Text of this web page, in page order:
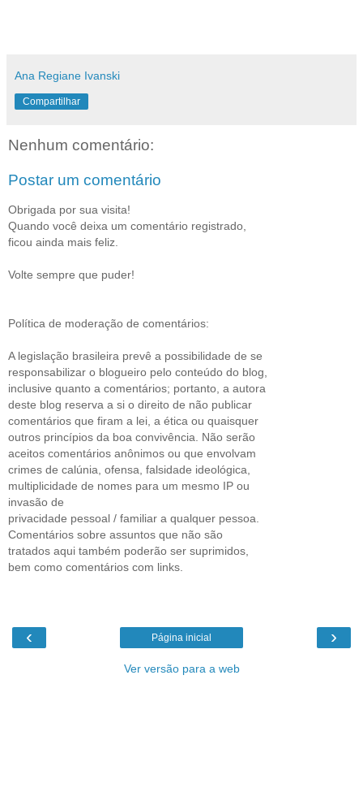
Ana Regiane Ivanski
Compartilhar
Nenhum comentário:
Postar um comentário
Obrigada por sua visita!
Quando você deixa um comentário registrado,
ficou ainda mais feliz.
Volte sempre que puder!
Política de moderação de comentários:
A legislação brasileira prevê a possibilidade de se
responsabilizar o blogueiro pelo conteúdo do blog,
inclusive quanto a comentários; portanto, a autora
deste blog reserva a si o direito de não publicar
comentários que firam a lei, a ética ou quaisquer
outros princípios da boa convivência. Não serão
aceitos comentários anônimos ou que envolvam
crimes de calúnia, ofensa, falsidade ideológica,
multiplicidade de nomes para um mesmo IP ou
invasão de
privacidade pessoal / familiar a qualquer pessoa.
Comentários sobre assuntos que não são
tratados aqui também poderão ser suprimidos,
bem como comentários com links.
‹ ›
Página inicial
Ver versão para a web